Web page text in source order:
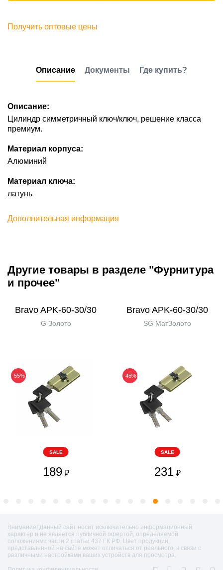
Получить оптовые цены
Описание Документы Где купить?
Описание:
Цилиндр симметричный ключ/ключ, решение класса
премиум.
Материал корпуса:
Алюминий
Материал ключа:
латунь
Дополнительная информация
Другие товары в разделе "Фурнитура
и прочее"
Bravo AРK-60-30/30
G Золото
-55%
SALE
189 ₽
Bravo AРK-60-30/30
SG МатЗолото
-45%
SALE
231 ₽
Внимание! Данный сайт носит исключительно информационный
характер и не является публичной офертой, определяемой
положениями части 2 статьи 437 ГК РФ. Цвет продукции,
представленной на сайте может отличаться от реального, в связи с
различными настройками ваших устройств для просмотра.